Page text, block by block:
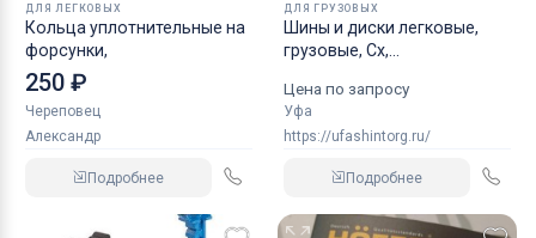
ДЛЯ ЛЕГКОВЫХ
Кольца уплотнительные на
форсунки,
250 ₽
Череповец
Александр
Подробнее
ДЛЯ ГРУЗОВЫХ
Шины и диски легковые,
грузовые, Сх,
Цена по запросу
Уфа
https://ufashintorg.ru/
Подробнее